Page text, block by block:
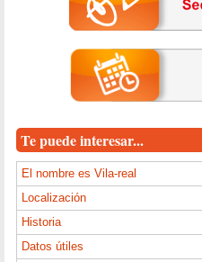
Te puede interesar...
El nombre es Vila-real
Localización
Historia
Datos útiles